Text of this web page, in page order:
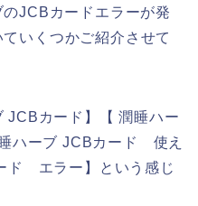
JCBカードエラーが発
いくつかご紹介させて
JCBカード】【 潤睡ハー
ハーブ JCBカード 使え
ド エラー】という感じ